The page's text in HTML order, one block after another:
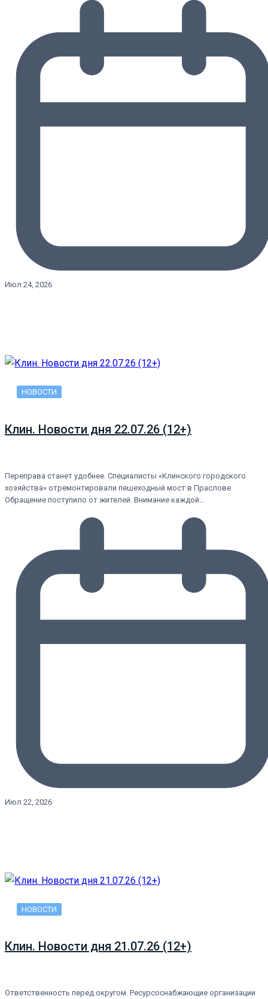
Июл 24, 2026
НОВОСТИ
Клин. Новости дня 22.07.26 (12+)
Переправа станет удобнее. Специалисты «Клинского городского
хозяйства» отремонтировали пешеходный мост в Праслове.
Обращение поступило от жителей. Внимание каждой…
Июл 22, 2026
НОВОСТИ
Клин. Новости дня 21.07.26 (12+)
Ответственность перед округом. Ресурсоснабжающие организации